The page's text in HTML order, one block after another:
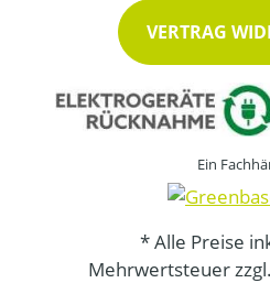
VERTRAG
Ein
* Alle Preise
Mehrwertsteuer zzgl.